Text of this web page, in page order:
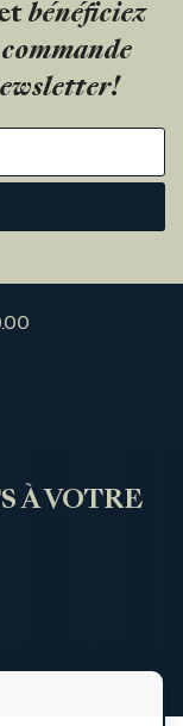
bénéficiez
À VOTRE